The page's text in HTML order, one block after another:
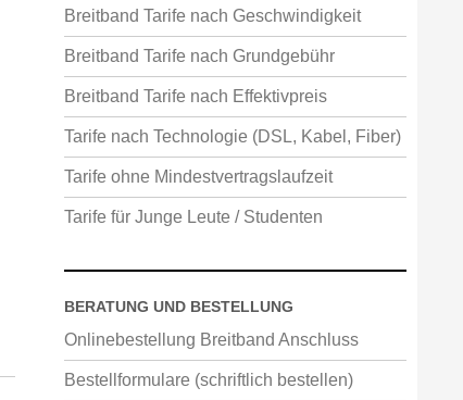
Breitband Tarife nach Geschwindigkeit
Breitband Tarife nach Grundgebühr
Breitband Tarife nach Effektivpreis
Tarife nach Technologie (DSL, Kabel, Fiber)
Tarife ohne Mindestvertragslaufzeit
Tarife für Junge Leute / Studenten
BERATUNG UND BESTELLUNG
Onlinebestellung Breitband Anschluss
Bestellformulare (schriftlich bestellen)